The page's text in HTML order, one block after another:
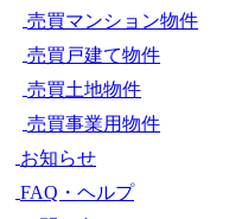
売買マンション物件
売買戸建て物件
売買土地物件
売買事業用物件
お知らせ
FAQ・ヘルプ